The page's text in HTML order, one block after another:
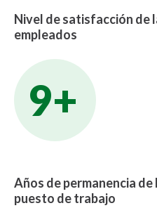
Nivel de satisfacción de
empleados
9+
Años de permanencia
puesto de trabajo